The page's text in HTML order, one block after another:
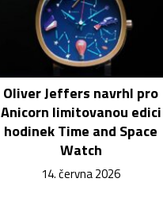
Oliver Jeffers navrhl pro
Anicorn limitovanou edici
hodinek Time and Space
Watch
14. června 2026